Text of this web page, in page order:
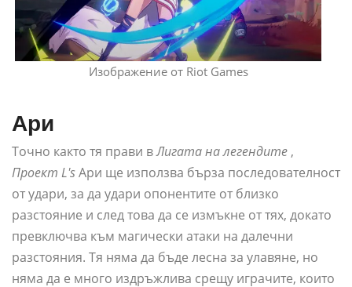
Изображение от Riot Games
Ари
Точно както тя прави вЛигата на легендите ,
Проект L'sАри ще използва бърза последователност
от удари, за да удари опонентите от близко
разстояние и след това да се измъкне от тях, докато
превключва към магически атаки на далечни
разстояния. Тя няма да бъде лесна за улавяне, но
няма да е много издръжлива срещу играчите, които